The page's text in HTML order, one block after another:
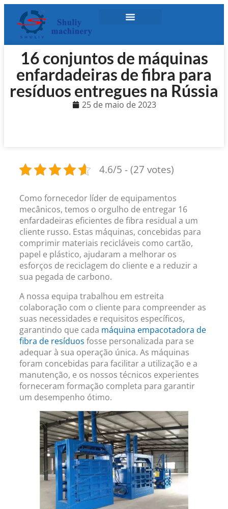
16 conjuntos de máquinas
enfardadeiras de fibra para
resíduos entregues na Rússia
25 de maio de 2023
4.6/5 - (27 votes)
Como fornecedor líder de equipamentos
mecânicos, temos o orgulho de entregar 16
enfardadeiras eficientes de fibra residual a um
cliente russo. Estas máquinas, concebidas para
comprimir materiais recicláveis ​​como cartão,
papel e plástico, ajudaram a melhorar os
esforços de reciclagem do cliente e a reduzir a
sua pegada de carbono.
A nossa equipa trabalhou em estreita
colaboração com o cliente para compreender as
suas necessidades e requisitos específicos,
garantindo que cada máquina empacotadora de
fibra de resíduos fosse personalizada para se
adequar à sua operação única. As máquinas
foram concebidas para facilitar a utilização e a
manutenção, e os nossos técnicos experientes
forneceram formação completa para garantir
um desempenho ótimo.